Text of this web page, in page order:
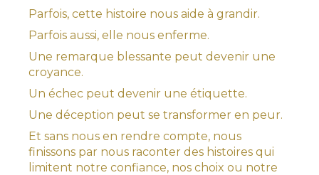
Parfois, cette histoire nous aide à grandir.
Parfois aussi, elle nous enferme.
Une remarque blessante peut devenir une
croyance.
Un échec peut devenir une étiquette.
Une déception peut se transformer en peur.
Et sans nous en rendre compte, nous
finissons par nous raconter des histoires qui
limitent notre confiance, nos choix ou notre